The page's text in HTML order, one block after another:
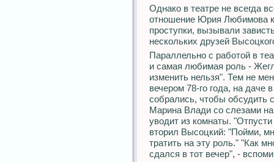
Однако в театре не всегда
отношение Юрия Любимова
проступки, вызывали
нескольких друзей
Параллельно с работой в
и самая любимая роль -
изменить нельзя". Тем не
вечером 78-го года, на
собрались, чтобы обсудить
Марина Влади со слезами на
уводит из комнаты.
вторил Высоцкий: "Пойми,
тратить на эту роль." "Как
сдался в тот вечер", -